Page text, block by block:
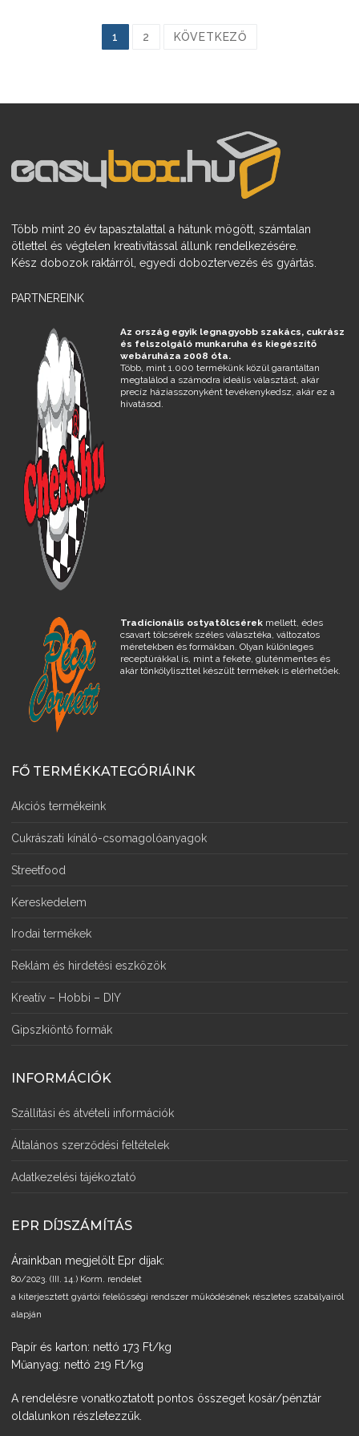
Bejegyzések
1 2 KÖVETKEZŐ
Több mint 20 év tapasztalattal a hátunk mögött, számtalan
ötlettel és végtelen kreativitással állunk rendelkezésére.
Kész dobozok raktárról, egyedi doboztervezés és gyártás.
PARTNEREINK
Az ország egyik legnagyobb szakács, cukrász
és felszolgáló munkaruha és kiegészítő
webáruháza 2008 óta.
Több, mint 1.000 termékünk közül garantáltan
megtalálod a számodra ideális választást, akár
precíz háziasszonyként tevékenykedsz, akár ez a
hivatásod.
Tradícionális ostyatölcsérekmellett, édes
csavart tölcsérek széles választéka, változatos
méretekben és formákban. Olyan különleges
receptúrákkal is, mint a fekete, gluténmentes és
akár tönkölyliszttel készült termékek is elérhetőek.
FŐ TERMÉKKATEGÓRIÁINK
Akciós termékeink
Cukrászati kínáló-csomagolóanyagok
Streetfood
Kereskedelem
Irodai termékek
Reklám és hirdetési eszközök
Kreatív – Hobbi – DIY
Gipszkiöntő formák
INFORMÁCIÓK
Szállítási és átvételi információk
Általános szerződési feltételek
Adatkezelési tájékoztató
EPR DÍJSZÁMÍTÁS
Árainkban megjelölt Epr díjak:
80/2023. (III. 14.) Korm. rendelet
a kiterjesztett gyártói felelősségi rendszer működésének részletes szabályairól
alapján
Papír és karton: nettó 173 Ft/kg
Műanyag: nettó 219 Ft/kg
A rendelésre vonatkoztatott pontos összeget kosár/pénztár
oldalunkon részletezzük.